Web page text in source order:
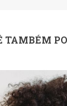
TAMBÉM